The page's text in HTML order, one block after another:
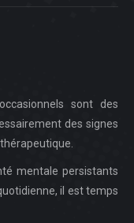
sont des
des signes
mentale persistants
il est temps